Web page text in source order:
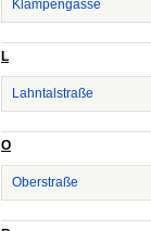
Klampengasse
L
Lahntalstraße
O
Oberstraße